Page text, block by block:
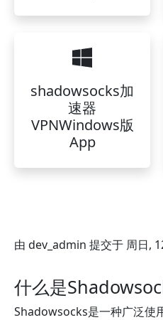
shadowsocks加
速器
VPNWindows版
App
由 dev_admin 提交于 周日,
什么是
Shadowsocks是一种广泛使